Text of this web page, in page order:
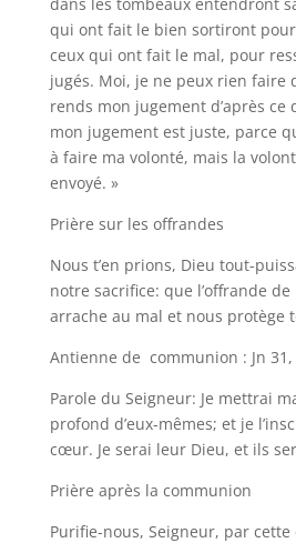
qui ont fait le bien sortiront
ceux qui ont fait le mal, pour
jugés. Moi, je ne peux rien faire
rends mon jugement d’après ce
mon jugement est juste, parce
à faire ma volonté, mais la
envoyé. »
Prière sur les offrandes
Nous t’en prions, Dieu tout-
notre sacrifice: que l’offrande
arrache au mal et nous protège
Antienne de communion : Jn 31,
Parole du Seigneur: Je mettrai
profond d’eux-mêmes; et je
cœur. Je serai leur Dieu, et ils
Prière après la communion
Purifie-nous, Seigneur, par